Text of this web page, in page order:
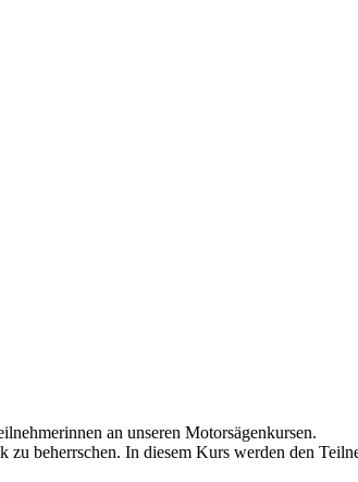
an unseren Motorsägenkursen.
beherrschen. In diesem Kurs werden den